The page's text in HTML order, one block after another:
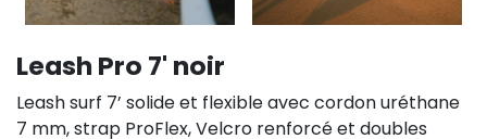
Leash Pro 7' noir
Leash surf 7’ solide et flexible avec cordon uréthane
7 mm, strap ProFlex, Velcro renforcé et doubles